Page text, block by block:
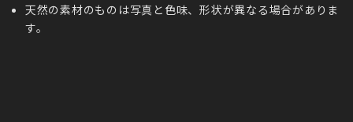
天然の素材のものは写真と色味、形状が異なる場合がありま
す。